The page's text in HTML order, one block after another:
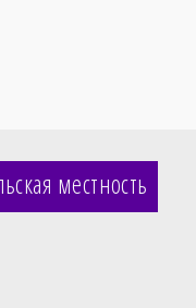
местность